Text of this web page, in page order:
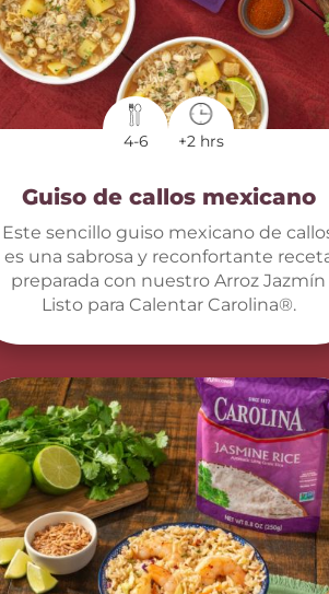
4-6 +2 hrs
Guiso de callos mexicano
Este sencillo guiso mexicano de
es una sabrosa y reconfortante
preparada con nuestro Arroz Jazmín
Listo para Calentar Carolina®.